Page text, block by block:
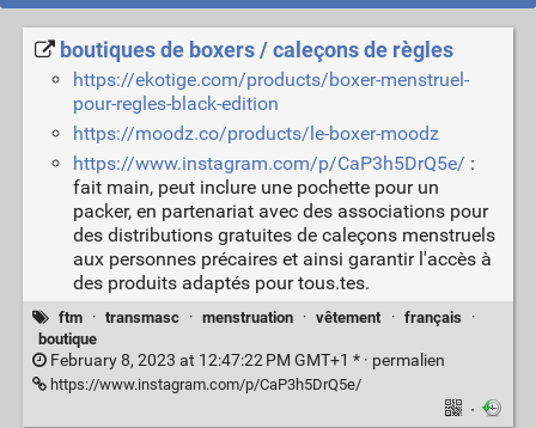
boutiques de boxers / caleçons de règles
https://ekotige.com/products/boxer-menstruel-
pour-regles-black-edition
https://moodz.co/products/le-boxer-moodz
https://www.instagram.com/p/CaP3h5DrQ5e/ :
fait main, peut inclure une pochette pour un
packer, en partenariat avec des associations pour
des distributions gratuites de caleçons menstruels
aux personnes précaires et ainsi garantir l'accès à
des produits adaptés pour tous.tes.
ftm · transmasc · menstruation · vêtement · français
·
boutique
February 8, 2023 at 12:47:22 PM GMT+1 * · permalien
https://www.instagram.com/p/CaP3h5DrQ5e/
·